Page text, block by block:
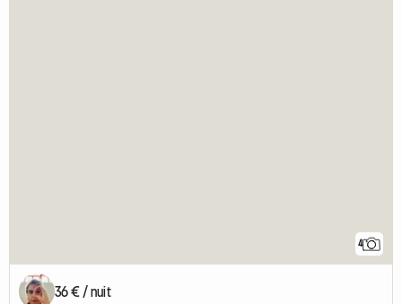
4
36 € / nuit